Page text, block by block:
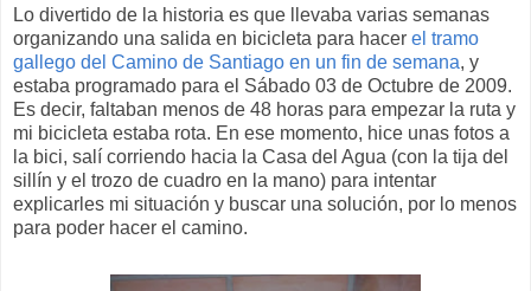
Lo divertido de la historia es que llevaba varias semanas
organizando una salida en bicicleta para hacer el tramo
gallego del Camino de Santiago en un fin de semana, y
estaba programado para el Sábado 03 de Octubre de 2009.
Es decir, faltaban menos de 48 horas para empezar la ruta y
mi bicicleta estaba rota. En ese momento, hice unas fotos a
la bici, salí corriendo hacia la Casa del Agua (con la tija del
sillín y el trozo de cuadro en la mano) para intentar
explicarles mi situación y buscar una solución, por lo menos
para poder hacer el camino.